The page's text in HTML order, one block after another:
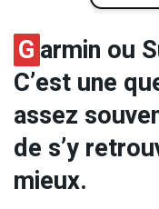
G armin ou
C’est une
assez
de s’y
mieux.